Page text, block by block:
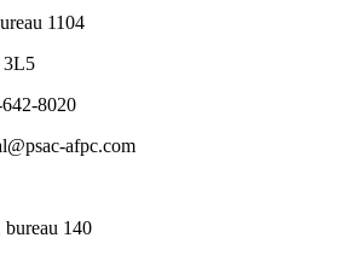
1104
3L5
8020
afpc.com
bureau 140